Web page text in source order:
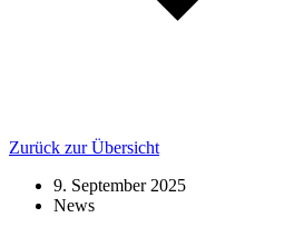
Zurück zur Übersicht
9. September 2025
News